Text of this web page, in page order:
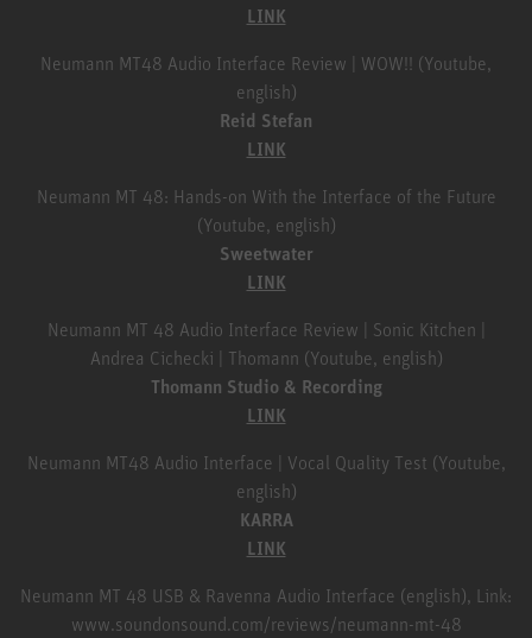
LINK
Neumann MT48 Audio Interface Review | WOW!! (Youtube,
english)
Reid Stefan
LINK
Neumann MT 48: Hands-on With the Interface of the Future
(Youtube, english)
Sweetwater
LINK
Neumann MT 48 Audio Interface Review | Sonic Kitchen |
Andrea Cichecki | Thomann (Youtube, english)
Thomann Studio & Recording
LINK
Neumann MT48 Audio Interface | Vocal Quality Test (Youtube,
english)
KARRA
LINK
Neumann MT 48 USB & Ravenna Audio Interface (english), Link:
www.soundonsound.com/reviews/neumann-mt-48